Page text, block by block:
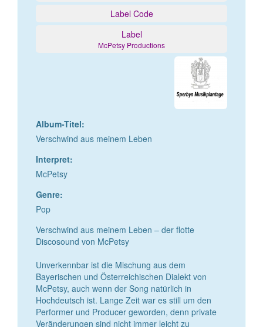
Label Code
Label
McPetsy Productions
Album-Titel:
Verschwind aus meinem Leben
Interpret:
McPetsy
Genre:
Pop
Verschwind aus meinem Leben – der flotte
Discosound von McPetsy
Unverkennbar ist die Mischung aus dem
Bayerischen und Österreichischen Dialekt von
McPetsy, auch wenn der Song natürlich in
Hochdeutsch ist. Lange Zeit war es still um den
Performer und Producer geworden, denn private
Veränderungen sind nicht immer leicht zu